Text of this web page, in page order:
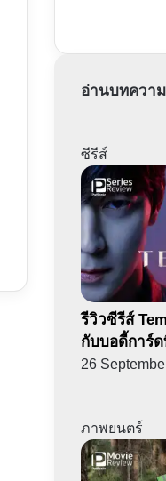
อ่านบทควา
ซีรีส์
รีวิวซีรีส์
กับบอดี้การ์
26
ภาพยนตร์